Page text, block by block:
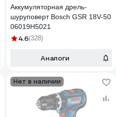
Аккумуляторная дрель-
шуруповерт Bosch GSR 18V-50
06019H5021
4.6(328)
Аналоги
Нет в наличии